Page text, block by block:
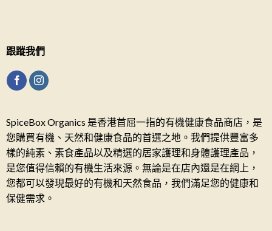
跟蹤我們
SpiceBox Organics 是香港首屈一指的有機健康食品商店，是
您購買有機、天然和健康食品的首選之地。我們提供豐富多
樣的純素、素食產品以及精選的居家護理和身體護理產品，
是您值得信賴的有機生活來源。無論是在店內還是在網上，
您都可以發現最好的有機和天然食品，我們滿足您的健康和
保健需求。